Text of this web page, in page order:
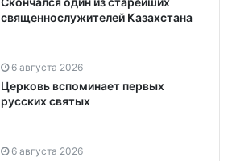
священнослужителей Казахстана
6 августа 2026
Церковь вспоминает первых
русских святых
6 августа 2026